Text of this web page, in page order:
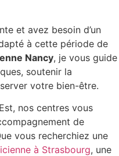
et avez besoin d’un
à cette période de
Nancy, je vous guide
soutenir la
votre bien-être.
nos centres vous
de
vous recherchiez une
à Strasbourg, une